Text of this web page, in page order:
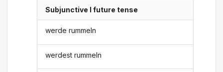
Subjunctive I future tense
werde rummeln
werdest rummeln